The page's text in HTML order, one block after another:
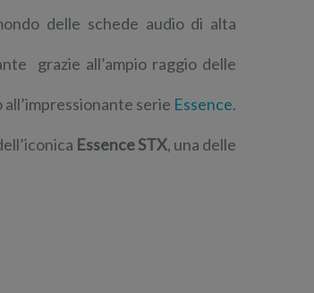
delle schede audio di alta
grazie all’ampio raggio delle
serie Essence.
Essence STX, una delle